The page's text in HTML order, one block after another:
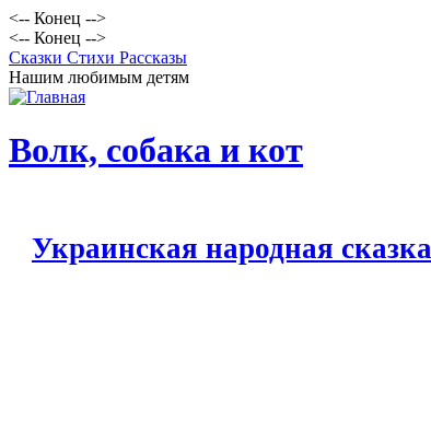
<-- Конец -->
<-- Конец -->
Сказки Стихи Рассказы
Нашим любимым детям
Волк, собака и кот
Украинская народная сказка